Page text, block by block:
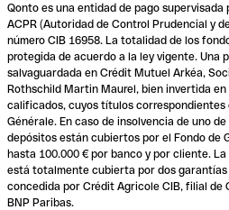
Qonto es una entidad de pago supervisada
ACPR (Autoridad de Control Prudencial y
número CIB 16958. La totalidad de los
protegida de acuerdo a la ley vigente. Una
salvaguardada en Crédit Mutuel Arkéa,
Rothschild Martin Maurel, bien invertida
calificados, cuyos títulos
Générale. En caso de insolvencia de uno
depósitos están cubiertos por el Fondo de
hasta 100.000 € por banco y por cliente.
está totalmente cubierta por dos garantías
concedida por Crédit Agricole CIB, filial de
BNP Paribas.